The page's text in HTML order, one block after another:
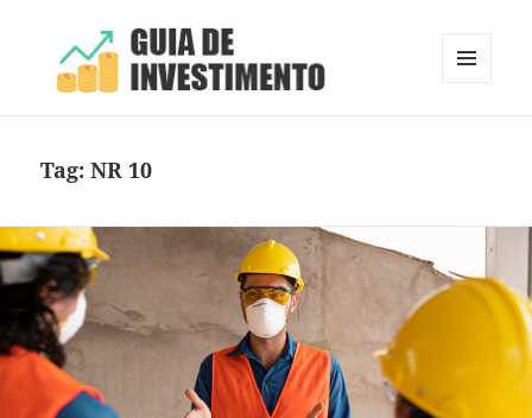
Tag:NR 10